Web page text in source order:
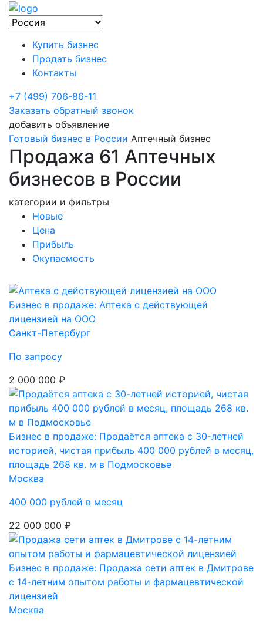
Купить бизнес
Продать бизнес
Контакты
+7 (499) 706-86-11
Заказать обратный звонок
добавить объявление
Готовый бизнес в России Аптечный бизнес
Продажа 61 Аптечных
бизнесов в России
категории и фильтры
Новые
Цена
Прибыль
Окупаемость
Бизнес в продаже: Аптека с действующей
лицензией на ООО
Санкт-Петербург
По запросу
2 000 000 ₽
Бизнес в продаже: Продаётся аптека с 30-летней
историей, чистая прибыль 400 000 рублей в месяц,
площадь 268 кв. м в Подмосковье
Москва
400 000 рублей в месяц
22 000 000 ₽
Бизнес в продаже: Продажа сети аптек в Дмитрове
с 14-летним опытом работы и фармацевтической
лицензией
Москва